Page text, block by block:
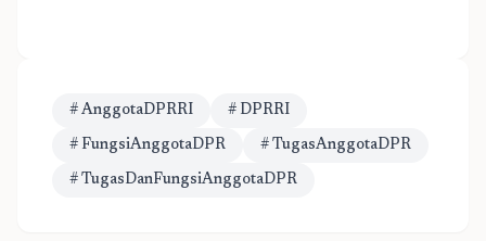
# AnggotaDPRRI # DPRRI
# FungsiAnggotaDPR # TugasAnggotaDPR
# TugasDanFungsiAnggotaDPR